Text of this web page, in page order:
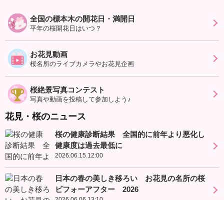
全国の標本木の開花日・満開日
平年の桜開花日はいつ？
お花見動画
桜名所のライブカメラやお花見企画
桜絶景写真コンテスト
写真や動画を投稿して参加しよう♪
花見・桜のニュース
桜の健康診断結果 全国的に前年より悪化し
健康度は過去最低に
2026.06.15.12:00
日本の春の美しき移ろい お花見の名所の桜
ビフォーアフター 2026